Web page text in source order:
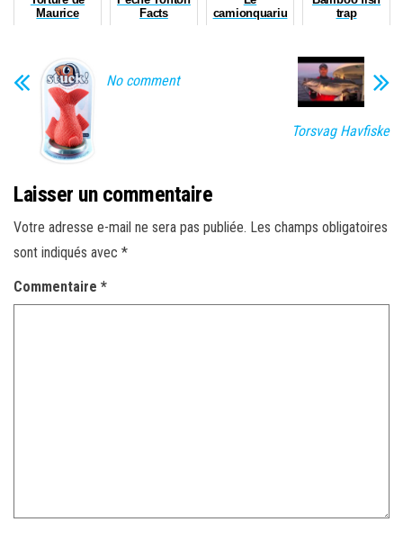
Maurice
Facts
camionquariu
trap
No comment
Torsvag Havfiske
Laisser un commentaire
Votre adresse e-mail ne sera pas publiée. Les champs obligatoires
sont indiqués avec *
Commentaire *